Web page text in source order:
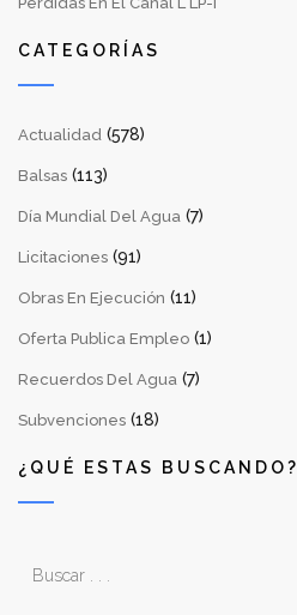
CATEGORÍAS
Actualidad (578)
Balsas (113)
Día Mundial Del Agua (7)
Licitaciones (91)
Obras En Ejecución (11)
Oferta Publica Empleo (1)
Recuerdos Del Agua (7)
Subvenciones (18)
¿QUÉ ESTAS BUSCANDO?